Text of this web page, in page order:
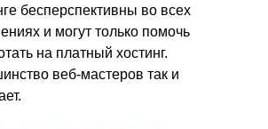
бесперспективны во всех
и могут только помочь
на платный хостинг.
веб-мастеров так и